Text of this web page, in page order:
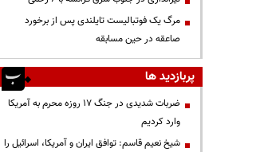
مرگ یک فوتبالیست تایلندی پس از برخورد
صاعقه در حین مسابقه
پربازدید ها
ضربات شدیدی در جنگ ۱۷ روزه محرم به آمریکا
وارد کردیم
شیخ نعیم قاسم: توافق ایران و آمریکا، اسرائیل را